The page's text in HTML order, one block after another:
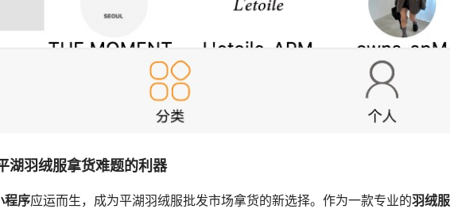
湖羽绒服拿货难题的利器
程序应运而生，成为平湖羽绒服批发市场拿货的新选择。作为一款专业的羽绒